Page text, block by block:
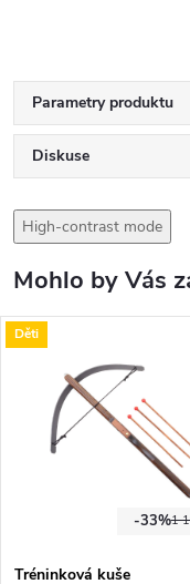
Parametry produktu
Diskuse
High-contrast mode
Mohlo by Vás
Děti
1
-33%
Tréninková kuše